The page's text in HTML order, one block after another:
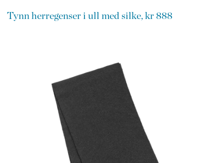
Tynn herregenser i ull med silke, kr 888